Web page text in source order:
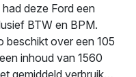
had deze Ford een
BTW en BPM.
beschikt over een 105
inhoud van 1560
gemiddeld verbruik